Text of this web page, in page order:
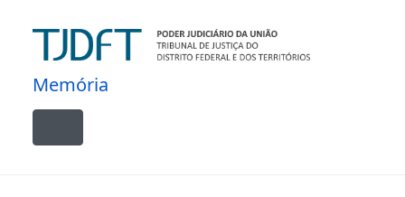
Memória
Toggle navigation